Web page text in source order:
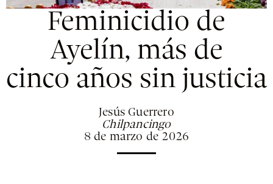
Feminicidio de
Ayelín, más de
cinco años sin justicia
Jesús Guerrero
Chilpancingo
8 de marzo de 2026